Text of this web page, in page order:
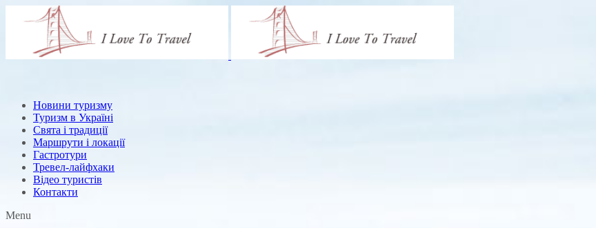
Новини туризму
Туризм в Україні
Свята і традиції
Маршрути і локації
Гастротури
Тревел-лайфхаки
Відео туристів
Контакти
Menu